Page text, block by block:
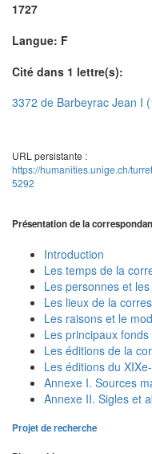
1727
Langue: F
Cité dans 1 lettre(s):
3372 de Barbeyrac Jean I
URL persistante :
https://humanities.unige.ch/
5292
Présentation de la
Introduction
Les temps de la
Les personnes et
Les lieux de la
Les raisons et le
Les principaux
Les éditions de la
Les éditions du
Annexe I. Sources
Annexe II. Sigles et
Projet de recherche